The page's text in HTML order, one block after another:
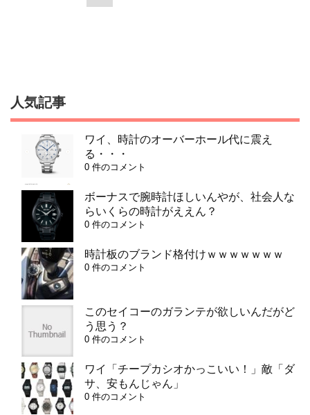
人気記事
ワイ、時計のオーバーホール代に震え
る・・・
0 件のコメント
ボーナスで腕時計ほしいんやが、社会人な
らいくらの時計がええん？
0 件のコメント
時計板のブランド格付けｗｗｗｗｗｗｗ
0 件のコメント
このセイコーのガランテが欲しいんだがど
う思う？
0 件のコメント
ワイ「チープカシオかっこいい！」敵「ダ
サ、安もんじゃん」
0 件のコメント